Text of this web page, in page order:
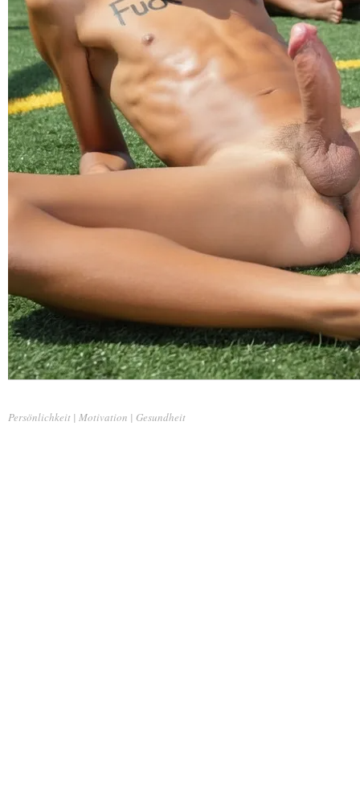
Persönlichkeit | Motivation | Gesundheit